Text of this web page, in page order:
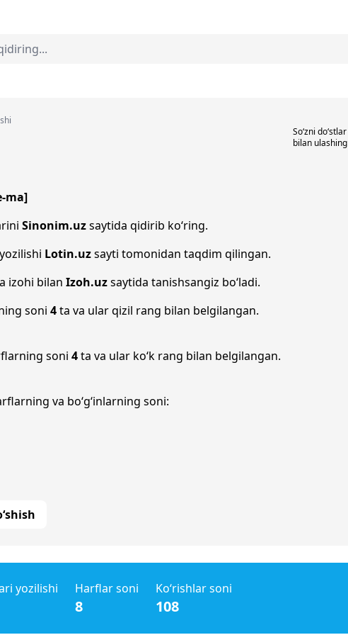
So‘zni do‘stlar
bilan ulashing
ma]
Sinonim.uzsaytida qidirib ko‘ring.
Lotin.uzsayti tomonidan taqdim qilingan.
izohi bilan Izoh.uzsaytida tanishsangiz bo‘ladi.
soni 4ta va ular qizil rang bilan belgilangan.
soni 4ta va ular ko‘k rang bilan belgilangan.
va bo‘g‘inlarning soni:
yozilishi Harflar soni
8
Ko‘rishlar soni
108